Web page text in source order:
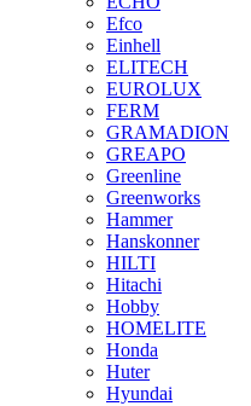
Efco
Einhell
ELITECH
EUROLUX
FERM
GRAMADION
GREAPO
Greenline
Greenworks
Hammer
Hanskonner
HILTI
Hitachi
Hobby
HOMELITE
Honda
Huter
Hyundai